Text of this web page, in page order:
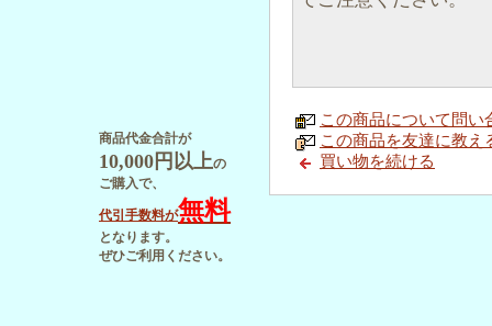
商品代金合計が
10,000円以上の
ご購入で、
代引手数料が無料
となります。
ぜひご利用ください。
この商品について問い
この商品を友達に教え
買い物を続ける